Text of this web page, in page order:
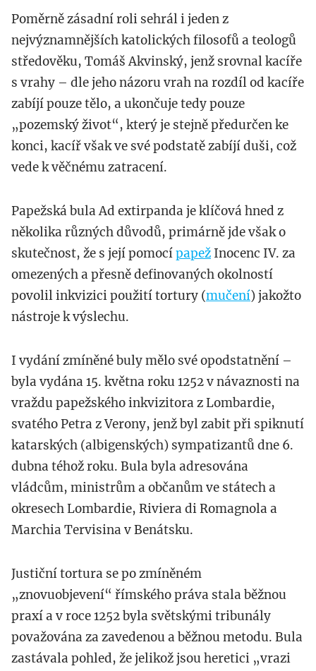
Poměrně zásadní roli sehrál i jeden z
nejvýznamnějších katolických filosofů a teologů
středověku, Tomáš Akvinský, jenž srovnal kacíře
s vrahy – dle jeho názoru vrah na rozdíl od kacíře
zabíjí pouze tělo, a ukončuje tedy pouze
„pozemský život“, který je stejně předurčen ke
konci, kacíř však ve své podstatě zabíjí duši, což
vede k věčnému zatracení.
Papežská bula Ad extirpanda je klíčová hned z
několika různých důvodů, primárně jde však o
skutečnost, že s její pomocípapež Inocenc IV. za
omezených a přesně definovaných okolností
povolil inkvizici použití tortury (mučení) jakožto
nástroje k výslechu.
I vydání zmíněné buly mělo své opodstatnění –
byla vydána 15. května roku 1252 v návaznosti na
vraždu papežského inkvizitora z Lombardie,
svatého Petra z Verony, jenž byl zabit při spiknutí
katarských (albigenských) sympatizantů dne 6.
dubna téhož roku. Bula byla adresována
vládcům, ministrům a občanům ve státech a
okresech Lombardie, Riviera di Romagnola a
Marchia Tervisina v Benátsku.
Justiční tortura se po zmíněném
„znovuobjevení“ římského práva stala běžnou
praxí a v roce 1252 byla světskými tribunály
považována za zavedenou a běžnou metodu. Bula
zastávala pohled, že jelikož jsou heretici „vrazi